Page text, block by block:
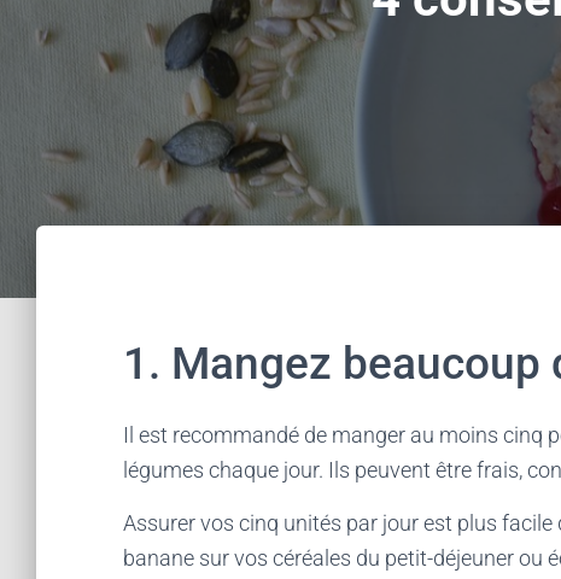
1. Mangez
Il est recommandé de manger au moins cinq
légumes chaque jour. Ils peuvent être frais,
Assurer vos cinq unités par jour est plus facile
banane sur vos céréales du petit-déjeuner ou